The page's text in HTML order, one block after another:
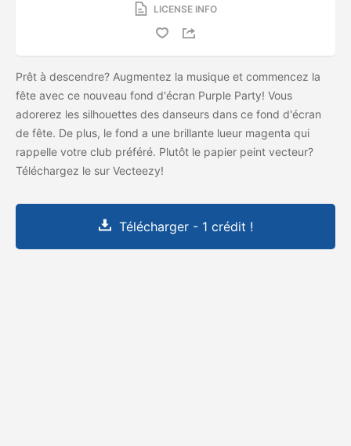
LICENSE INFO
Prêt à descendre? Augmentez la musique et commencez la
fête avec ce nouveau fond d'écran Purple Party! Vous
adorerez les silhouettes des danseurs dans ce fond d'écran
de fête. De plus, le fond a une brillante lueur magenta qui
rappelle votre club préféré. Plutôt le papier peint vecteur?
Téléchargez le sur Vecteezy!
Télécharger - 1 crédit !